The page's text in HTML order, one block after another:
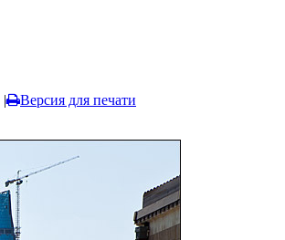
|
Версия для печати